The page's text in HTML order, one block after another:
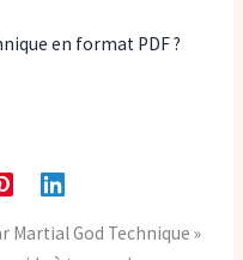
en format PDF ?
Martial God Technique »